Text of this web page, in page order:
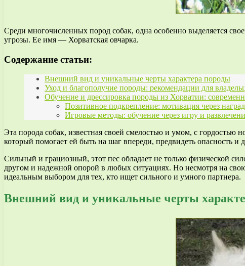
Среди многочисленных пород собак, одна особенно выделяется
угрозы. Ее имя — Хорватская овчарка.
Содержание статьи:
Внешний вид и уникальные черты характера породы
Уход и благополучие породы: рекомендации для
Обучение и дрессировка породы из Хорватии:
Позитивное подкрепление: мотивация через
Игровые методы: обучение через игру и
Эта порода собак, известная своей смелостью и умом, с
который помогает ей быть на шаг впереди, предвидеть опасность и
Сильный и грациозный, этот пес обладает не только физической
другом и надежной опорой в любых ситуациях. Но несмотря на
идеальным выбором для тех, кто ищет сильного и умного партнера.
Внешний вид и уникальные черты